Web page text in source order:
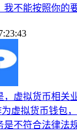
我不能按照你的
，虚拟货币相关
虚拟货币钱包
是不符合法律法